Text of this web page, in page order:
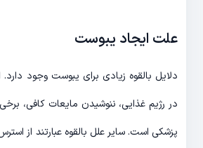
علت ایجاد یبوست
دلایل بالقوه زیادی برای یبوست وجود دارد.
در رژیم غذایی، ننوشیدن مایعات کافی،
پزشکی است. سایر علل بالقوه عبارتند از